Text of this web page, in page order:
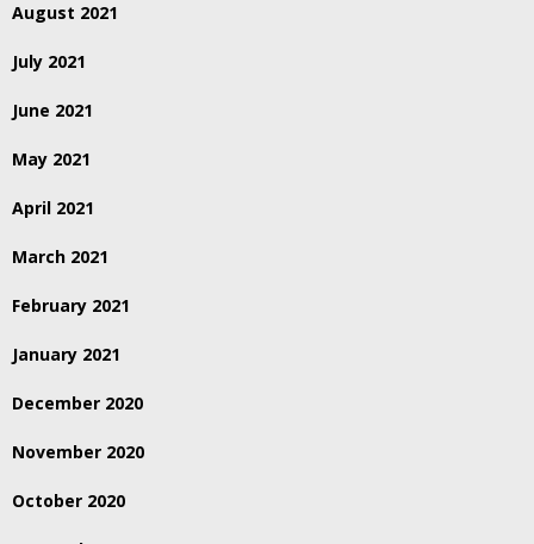
August 2021
July 2021
June 2021
May 2021
April 2021
March 2021
February 2021
January 2021
December 2020
November 2020
October 2020